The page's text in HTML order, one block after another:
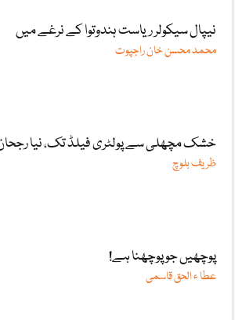
نیپال سیکولر ریاست ہندوتوا کے نرغے میں
محمد محسن خان راجپوت
خشک مچھلی سے پولٹری فیلڈ تک، نیا
ظریف بلوچ
پوچھیں جو پوچھنا ہے!
عطا ء الحق قاسمی